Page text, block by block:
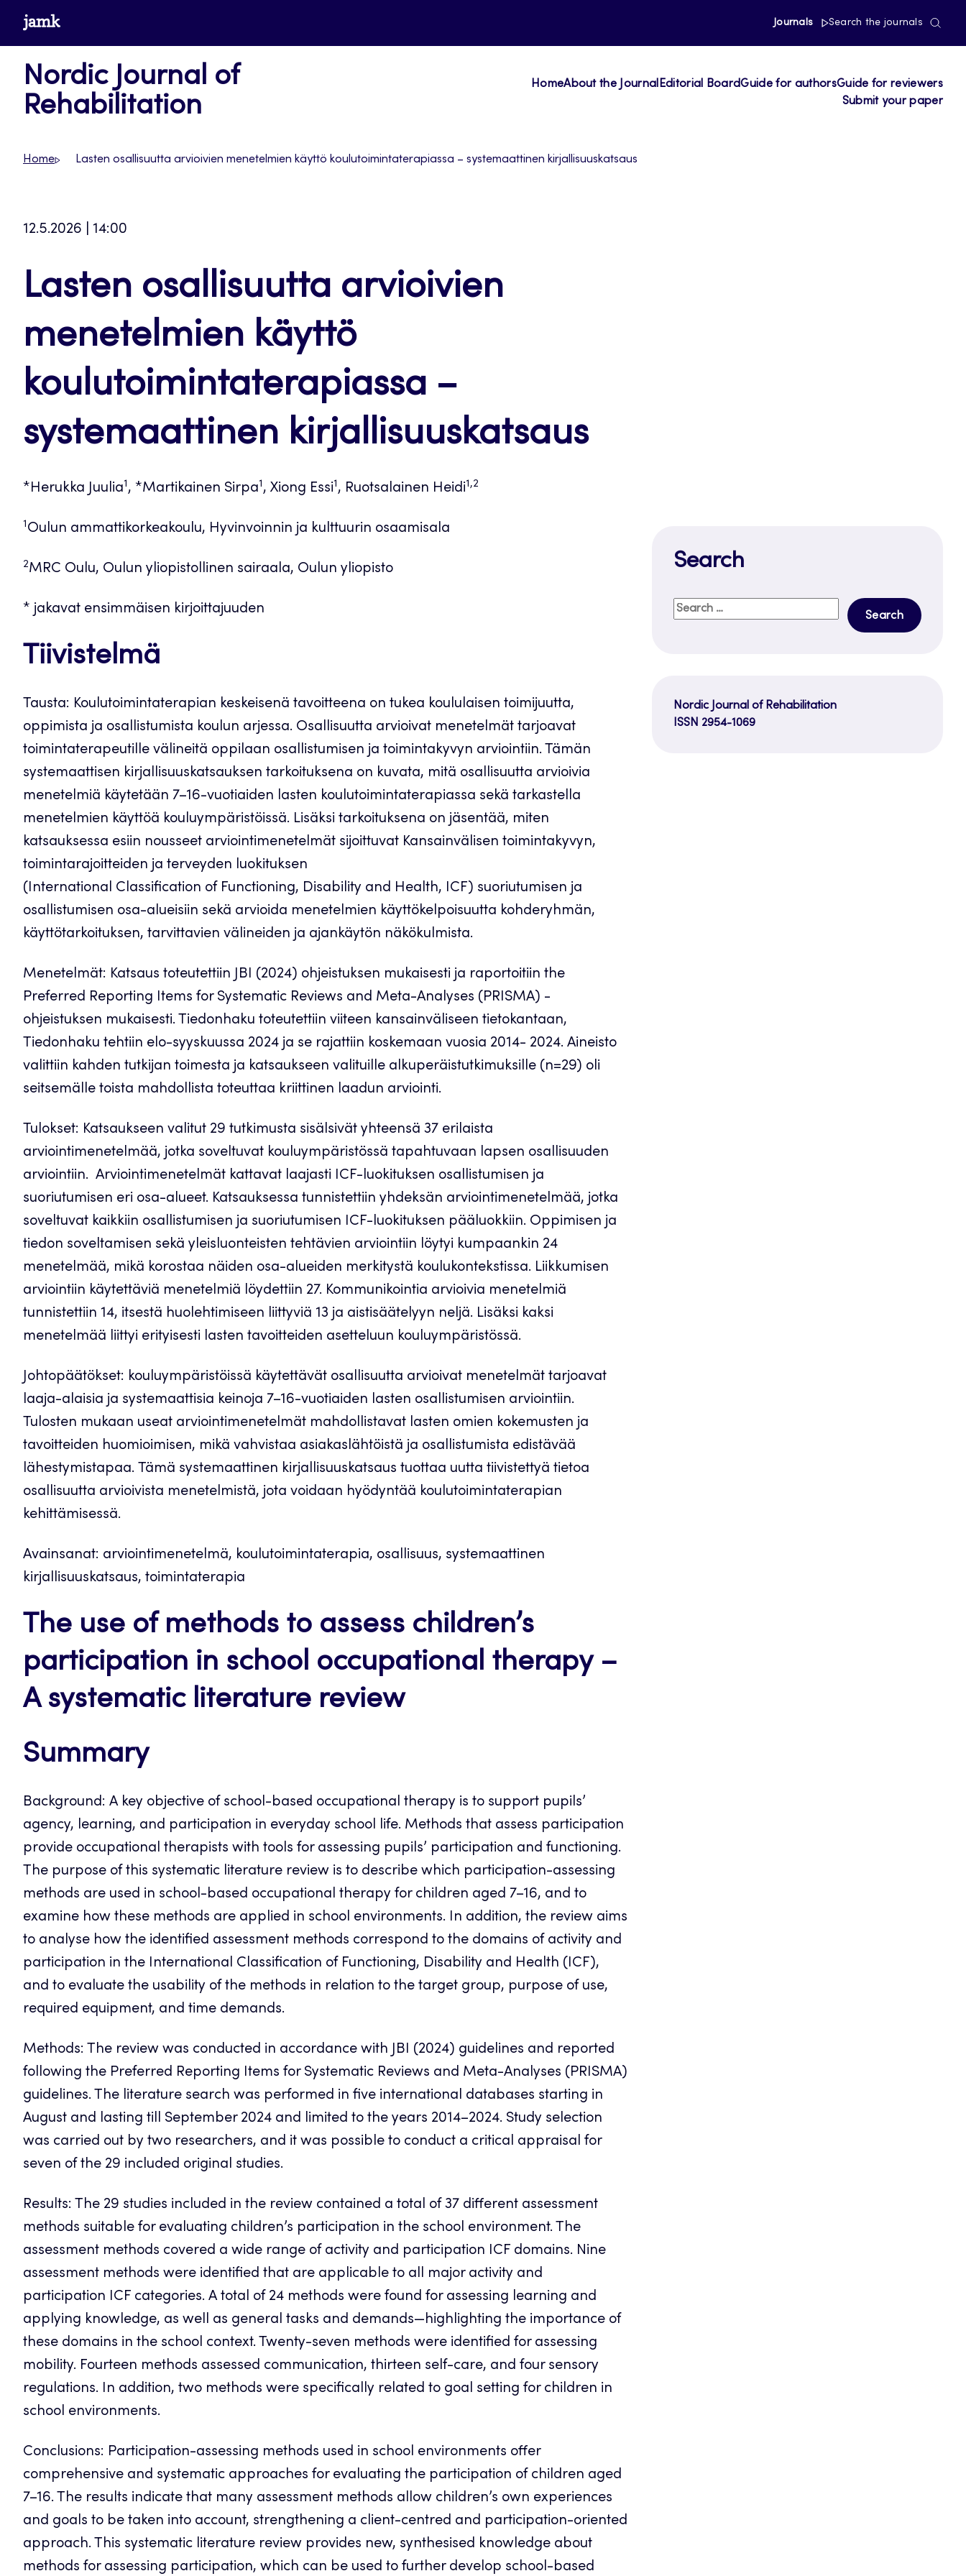
Skip
content
www.jamk.fi Journals Search the journals
Nordic Journal of
Rehabilitation
HomeAbout the Journal Editorial BoardGuide for authorsGuide for reviewers
Submit your paper
Home Lasten osallisuutta arvioivien menetelmien käyttö koulutoimintaterapiassa – systemaattinen kirjallisuuskatsaus
12.5.2026 | 14:00
Lasten osallisuutta arvioivien
menetelmien käyttö
koulutoimintaterapiassa –
systemaattinen kirjallisuuskatsaus
*Herukka Juulia1, *Martikainen Sirpa1, Xiong Essi1, Ruotsalainen Heidi1,2
1 Oulun ammattikorkeakoulu, Hyvinvoinnin ja kulttuurin osaamisala
2MRC Oulu, Oulun yliopistollinen sairaala, Oulun yliopisto
* jakavat ensimmäisen kirjoittajuuden
Tiivistelmä
Tausta: Koulutoimintaterapian keskeisenä tavoitteena on tukea koululaisen toimijuutta,
oppimista ja osallistumista koulun arjessa. Osallisuutta arvioivat menetelmät tarjoavat
toimintaterapeutille välineitä oppilaan osallistumisen ja toimintakyvyn arviointiin. Tämän
systemaattisen kirjallisuuskatsauksen tarkoituksena on kuvata, mitä osallisuutta arvioivia
menetelmiä käytetään 7–16-vuotiaiden lasten koulutoimintaterapiassa sekä tarkastella
menetelmien käyttöä kouluympäristöissä. Lisäksi tarkoituksena on jäsentää, miten
katsauksessa esiin nousseet arviointimenetelmät sijoittuvat Kansainvälisen toimintakyvyn,
toimintarajoitteiden ja terveyden luokituksen
(International Classification of Functioning, Disability and Health, ICF) suoriutumisen ja
osallistumisen osa-alueisiin sekä arvioida menetelmien käyttökelpoisuutta kohderyhmän,
käyttötarkoituksen, tarvittavien välineiden ja ajankäytön näkökulmista.
Menetelmät: Katsaus toteutettiin JBI (2024) ohjeistuksen mukaisesti ja raportoitiin the
Preferred Reporting Items for Systematic Reviews and Meta-Analyses (PRISMA) -
ohjeistuksen mukaisesti. Tiedonhaku toteutettiin viiteen kansainväliseen tietokantaan,
Tiedonhaku tehtiin elo-syyskuussa 2024 ja se rajattiin koskemaan vuosia 2014- 2024. Aineisto
valittiin kahden tutkijan toimesta ja katsaukseen valituille alkuperäistutkimuksille (n=29) oli
seitsemälle toista mahdollista toteuttaa kriittinen laadun arviointi.
Tulokset: Katsaukseen valitut 29 tutkimusta sisälsivät yhteensä 37 erilaista
arviointimenetelmää, jotka soveltuvat kouluympäristössä tapahtuvaan lapsen osallisuuden
arviointiin. Arviointimenetelmät kattavat laajasti ICF-luokituksen osallistumisen ja
suoriutumisen eri osa-alueet. Katsauksessa tunnistettiin yhdeksän arviointimenetelmää, jotka
soveltuvat kaikkiin osallistumisen ja suoriutumisen ICF-luokituksen pääluokkiin. Oppimisen ja
tiedon soveltamisen sekä yleisluonteisten tehtävien arviointiin löytyi kumpaankin 24
menetelmää, mikä korostaa näiden osa-alueiden merkitystä koulukontekstissa. Liikkumisen
arviointiin käytettäviä menetelmiä löydettiin 27. Kommunikointia arvioivia menetelmiä
tunnistettiin 14, itsestä huolehtimiseen liittyviä 13 ja aistisäätelyyn neljä. Lisäksi kaksi
menetelmää liittyi erityisesti lasten tavoitteiden asetteluun kouluympäristössä.
Johtopäätökset: kouluympäristöissä käytettävät osallisuutta arvioivat menetelmät tarjoavat
laaja-alaisia ja systemaattisia keinoja 7–16-vuotiaiden lasten osallistumisen arviointiin.
Tulosten mukaan useat arviointimenetelmät mahdollistavat lasten omien kokemusten ja
tavoitteiden huomioimisen, mikä vahvistaa asiakaslähtöistä ja osallistumista edistävää
lähestymistapaa. Tämä systemaattinen kirjallisuuskatsaus tuottaa uutta tiivistettyä tietoa
osallisuutta arvioivista menetelmistä, jota voidaan hyödyntää koulutoimintaterapian
kehittämisessä.
Avainsanat: arviointimenetelmä, koulutoimintaterapia, osallisuus, systemaattinen
kirjallisuuskatsaus, toimintaterapia
The use of methods to assess children’s
participation in school occupational therapy –
A systematic literature review
Summary
Background: A key objective of school-based occupational therapy is to support pupils’
agency, learning, and participation in everyday school life. Methods that assess participation
provide occupational therapists with tools for assessing pupils’ participation and functioning.
The purpose of this systematic literature review is to describe which participation-assessing
methods are used in school-based occupational therapy for children aged 7–16, and to
examine how these methods are applied in school environments. In addition, the review aims
to analyse how the identified assessment methods correspond to the domains of activity and
participation in the International Classification of Functioning, Disability and Health (ICF),
and to evaluate the usability of the methods in relation to the target group, purpose of use,
required equipment, and time demands.
Methods: The review was conducted in accordance with JBI (2024) guidelines and reported
following the Preferred Reporting Items for Systematic Reviews and Meta-Analyses (PRISMA)
guidelines. The literature search was performed in five international databases starting in
August and lasting till September 2024 and limited to the years 2014–2024. Study selection
was carried out by two researchers, and it was possible to conduct a critical appraisal for
seven of the 29 included original studies.
Results: The 29 studies included in the review contained a total of 37 different assessment
methods suitable for evaluating children’s participation in the school environment. The
assessment methods covered a wide range of activity and participation ICF domains. Nine
assessment methods were identified that are applicable to all major activity and
participation ICF categories. A total of 24 methods were found for assessing learning and
applying knowledge, as well as general tasks and demands—highlighting the importance of
these domains in the school context. Twenty-seven methods were identified for assessing
mobility. Fourteen methods assessed communication, thirteen self-care, and four sensory
regulations. In addition, two methods were specifically related to goal setting for children in
school environments.
Conclusions: Participation-assessing methods used in school environments offer
comprehensive and systematic approaches for evaluating the participation of children aged
7–16. The results indicate that many assessment methods allow children’s own experiences
and goals to be taken into account, strengthening a client-centred and participation-oriented
approach. This systematic literature review provides new, synthesised knowledge about
methods for assessing participation, which can be used to further develop school-based
Search
Search
for:
Nordic Journal of Rehabilitation
ISSN 2954-1069